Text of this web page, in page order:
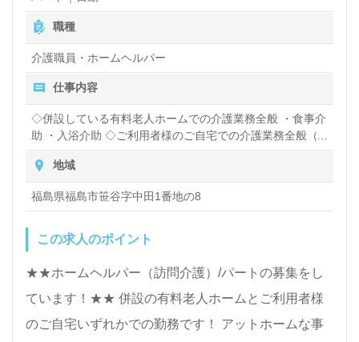
職種
介護職員・ホームヘルパー
仕事内容
◇併設している有料老人ホームでの介護業務全般 ・食事介
助 ・入浴介助 ◇ご利用者様のご自宅での介護業務全般（1
～2件） ・身体介護 ・生活援助 【対応エリア】 ・併設の
有料老人ホーム ・福島市内
地域
福島県福島市笹谷字中田1番地の8
この求人のポイント
★★ホームヘルパー（訪問介護）/パートの募集をし
ています！★★ 併設の有料老人ホームとご利用者様
のご自宅いずれかでの勤務です！ アットホームな事